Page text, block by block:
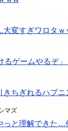
大変すぎワロタｗ
るゲームやるぞ
ちぎれるハプニ
マズ
っと理解できた